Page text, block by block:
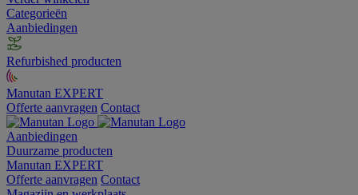
Categorieën
Aanbiedingen
Refurbished producten
Manutan EXPERT
Offerte aanvragen Contact
Aanbiedingen
Duurzame producten
Manutan EXPERT
Offerte aanvragen Contact